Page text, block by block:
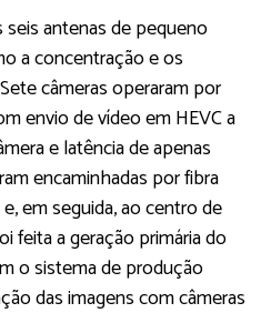
seis antenas de pequeno
a concentração e os
câmeras operaram por
envio de vídeo em HEVC a
e latência de apenas
encaminhadas por fibra
em seguida, ao centro de
feita a geração primária do
o sistema de produção
das imagens com câmeras